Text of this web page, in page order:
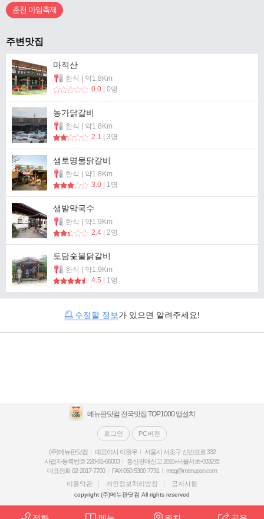
춘천 마임축제
주변맛집
마적산
한식 | 약1.8Km
0.0 | 0명
농가닭갈비
한식 | 약1.8Km
2.1 | 3명
샘토명물닭갈비
한식 | 약1.8Km
3.0 | 1명
샘밭막국수
한식 | 약1.9Km
2.4 | 2명
토담숯불닭갈비
한식 | 약1.9Km
4.5 | 1명
수정할 정보가 있으면 알려주세요!
메뉴판닷컴 전국맛집 TOP1000 앱설치
로그인 PC버전
(주)메뉴판닷컴 대표이사 이원우
서울시 서초구 신반포로 332
사업자등록번호 220-81-66003
통신판매신고 2015-서울서초-0332호
대표전화 02-2017-7700
FAX 050-5300-7731
meg@menupan.com
이용약관
개인정보처리방침 공지사항
copyright (주)메뉴판닷컴 All rights reserved